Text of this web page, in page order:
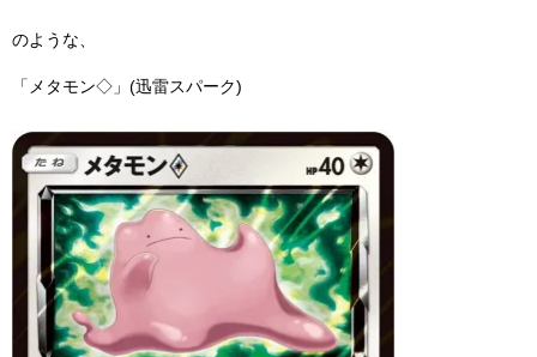
のような、
「メタモン◇」(迅雷スパーク)